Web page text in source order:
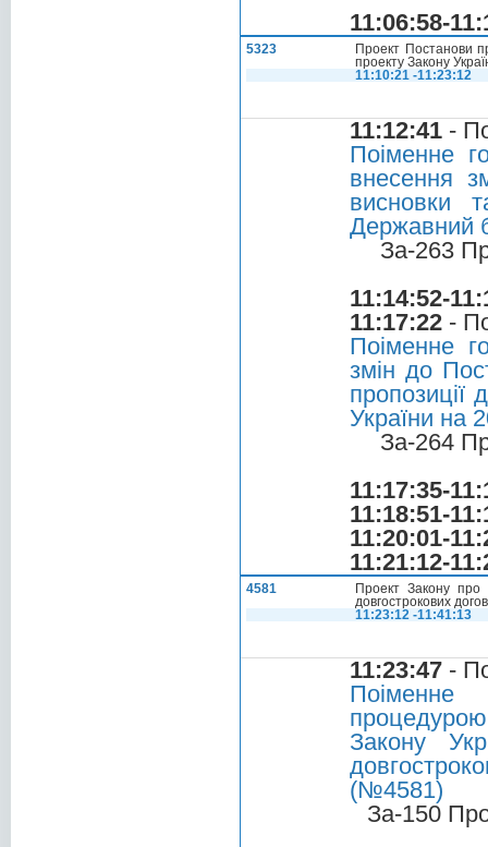
11:06:58-
5323
Проект Постанови
проекту Закону
11:10:21 -11:23:12
11:12:41 -
Поіменне
внесення
висновки
Державний
За-263
11:14:52-
11:17:22 -
Поіменне
змін до
України на
За-264
11:17:35-
11:18:51-
11:20:01-
11:21:12-
4581
Проект Закону про
довгострокових
11:23:12 -11:41:13
11:23:47 -
Поіменне
Закону
(№4581)
За-150